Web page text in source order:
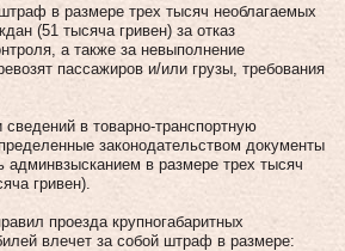
в размере трех тысяч необлагаемых
(51 тысяча гривен) за отказ
а также за невыполнение
пассажиров и/или грузы, требования
в товарно-транспортную
законодательством документы
админвзысканием в размере трех тысяч
гривен).
проезда крупногабаритных
влечет за собой штраф в размере: